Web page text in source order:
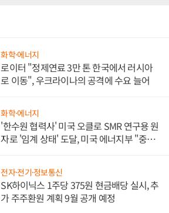
화학·에너지
로이터 "정제연료 3만 톤 한국에서 러시아
로 이동", 우크라이나의 공격에 수요 늘어
화학·에너지
'한수원 협력사' 미국 오클로 SMR 연구용 원
자로 '임계 상태' 도달, 미국 에너지부 "중요
전자·전기·정보통신
SK하이닉스 1주당 375원 현금배당 실시, 추
가 주주환원 계획 9월 공개 예정